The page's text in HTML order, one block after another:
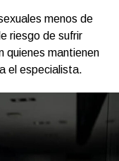
menos de
riesgo de sufrir
quienes mantienen
el especialista.